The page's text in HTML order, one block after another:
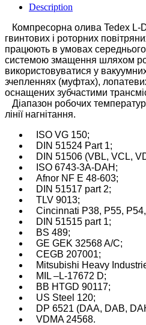
Description
Компресорна олива Tedex L-
гвинтових і роторних
працюють в умовах
системою змащення шляхом
використовуватися у
зчепленнях (муфтах),
оснащених зубчастими
Діапазон робочих
лінії нагнітання.
ISO VG 150;
DIN 51524 Part 1;
DIN 51506 (VBL, VCL,
ISO 6743-3A-DAH;
Afnor NF E 48-603;
DIN 51517 part 2;
TLV 9013;
Cincinnati P38, P55,
DIN 51515 part 1;
BS 489;
GE GEK 32568 A/C;
CEGB 207001;
Mitsubishi Heavy
MIL –L-17672 D;
BB HTGD 90117;
US Steel 120;
DP 6521 (DAA, DAB,
VDMA 24568.